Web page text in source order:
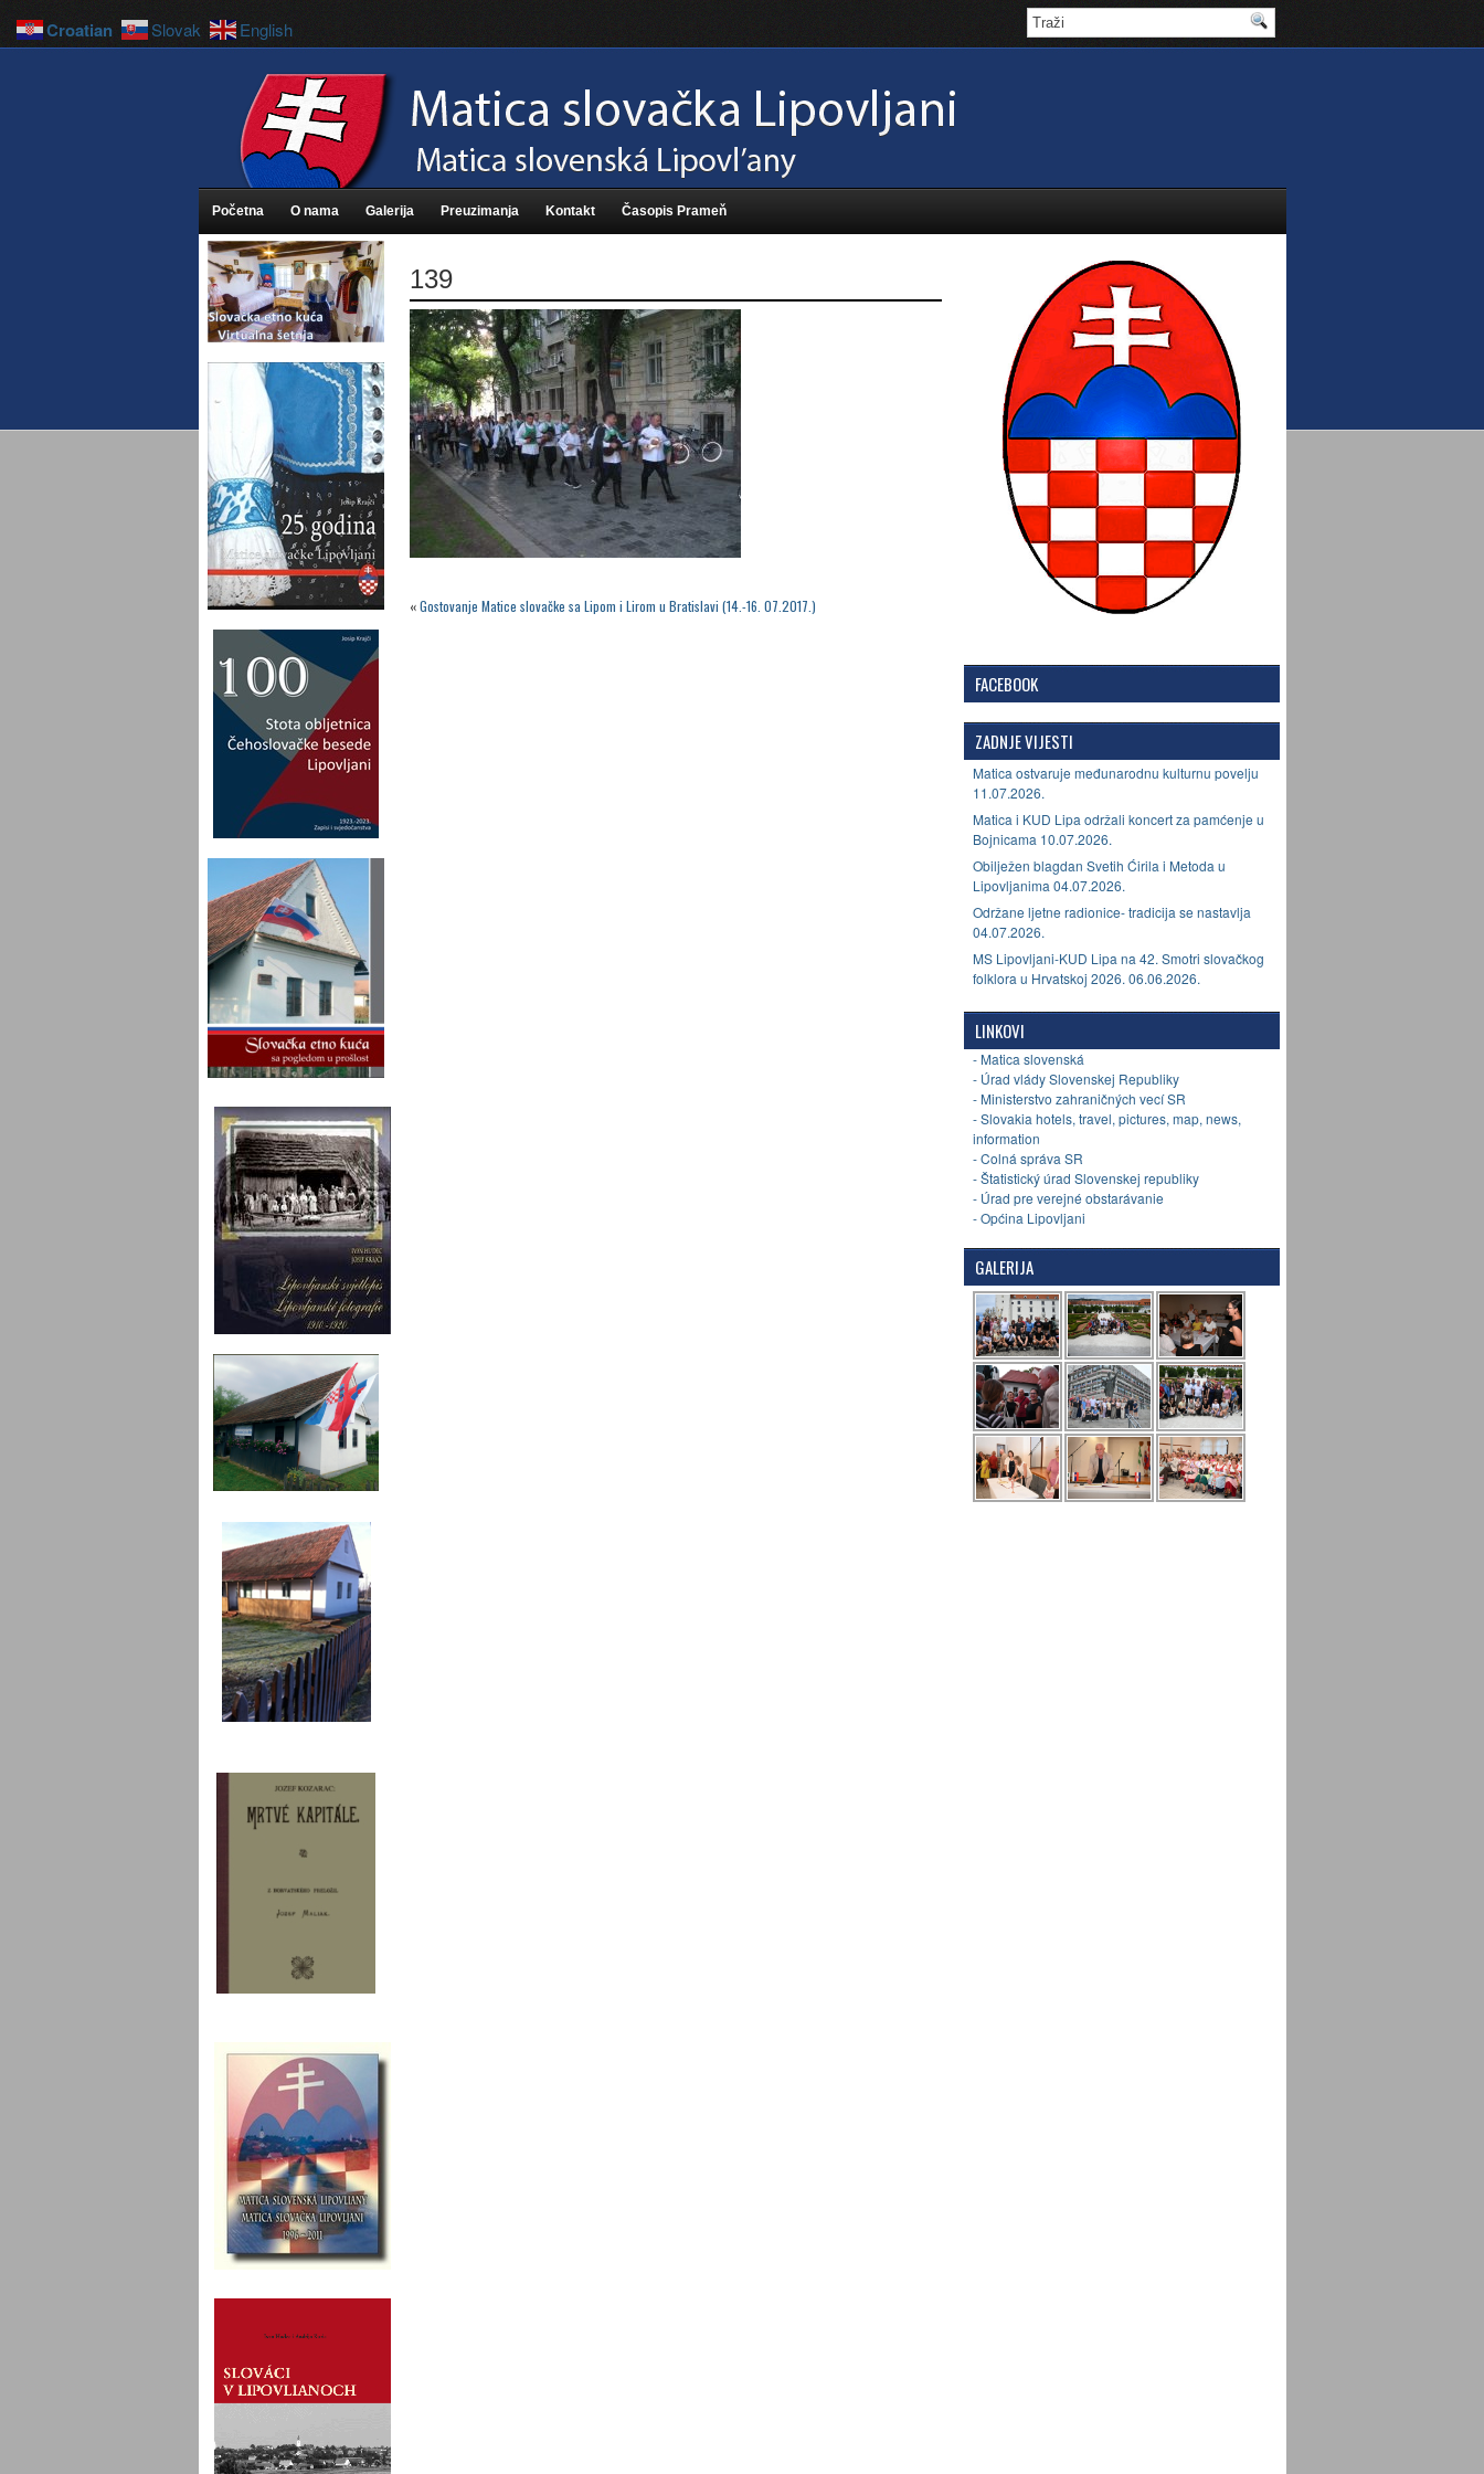
Početna O nama Galerija Preuzimanja Kontakt Časopis Prameň
139
«Gostovanje Matice slovačke sa Lipom i Lirom u Bratislavi (14.-16. 07.2017.)
FACEBOOK
ZADNJE VIJESTI
Matica ostvaruje međunarodnu kulturnu povelju
11.07.2026.
Matica i KUD Lipa održali koncert za pamćenje u
Bojnicama 10.07.2026.
Obilježen blagdan Svetih Ćirila i Metoda u
Lipovljanima 04.07.2026.
Održane ljetne radionice- tradicija se nastavlja
04.07.2026.
MS Lipovljani-KUD Lipa na 42. Smotri slovačkog
folklora u Hrvatskoj 2026. 06.06.2026.
LINKOVI
- Matica slovenská
- Úrad vlády Slovenskej Republiky
- Ministerstvo zahraničných vecí SR
- Slovakia hotels, travel, pictures, map, news,
information
- Colná správa SR
- Štatistický úrad Slovenskej republiky
- Úrad pre verejné obstarávanie
- Općina Lipovljani
GALERIJA
Croatian Slovak English